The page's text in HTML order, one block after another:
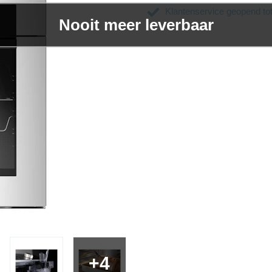
+4
Nooit meer leverbaar
Klantenservice geopend